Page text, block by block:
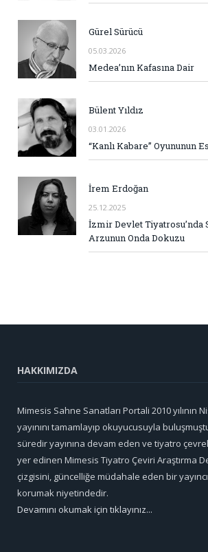
Gürel Sürücü
05.03.2026
Medea’nın Kafasına Dair
Bülent Yıldız
03.01.2026
“Kanlı Kabare” Oyununun
İrem Erdoğan
25.12.2025
İzmir Devlet Tiyatrosu’nda
Arzunun Onda Dokuzu
HAKKIMIZDA
Mimesis Sahne Sanatları Portali 2010 yılının
yayınını tamamlayıp okuyucusuyla
süredir yayınına devam eden ve tiyatro
yer edinen Mimesis Tiyatro Çeviri Araştırma
çizgisini, güncelliğe müdahale eden bir
korumak niyetindedir.
Devamını okumak için tıklayınız...